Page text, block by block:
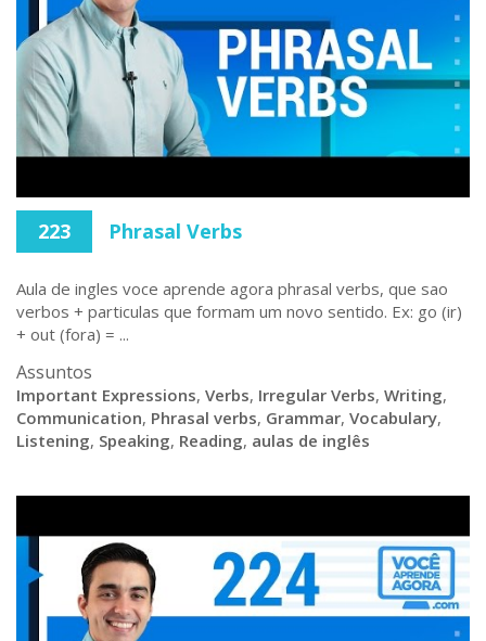
223 Phrasal Verbs
Aula de ingles voce aprende agora phrasal verbs, que sao
verbos + particulas que formam um novo sentido. Ex: go (ir)
+ out (fora) = ...
Assuntos
Important Expressions, Verbs, Irregular Verbs, Writing,
Communication, Phrasal verbs, Grammar, Vocabulary,
Listening, Speaking, Reading, aulas de inglês